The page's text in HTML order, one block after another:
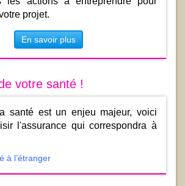
votre santé !
santé est un enjeu majeur, voici
l'assurance qui correspondra à
à l’étranger
projet.
En savoir plus